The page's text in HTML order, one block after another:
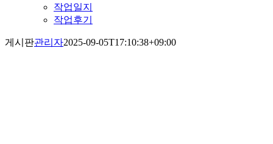
작업일지
작업후기
게시판관리자2025-09-05T17:10:38+09:00